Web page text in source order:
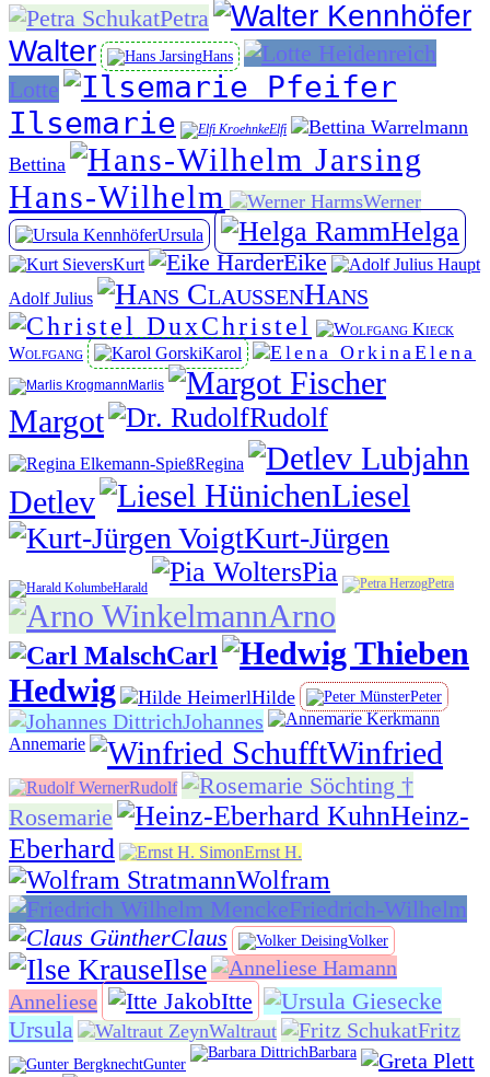
Petra
Walter Hans
Lotte
Ilsemarie Elfi
Bettina
Hans-Wilhelm Werner
Ursula Helga
Kurt Eike
Adolf Julius Hans
Christel
Wolfgang Karol Elena
Marlis
Margot Rudolf
Regina
Detlev Liesel
Kurt-Jürgen
Harald
Pia Petra
Arno
Carl
Hedwig Hilde Peter
Johannes
Annemarie Winfried
Rudolf
Rosemarie
Heinz-
Eberhard
Ernst H.
Wolfram
Friedrich-Wilhelm
Claus
Volker
Ilse
Anneliese
Itte
Ursula
Waltraut Fritz
Gunter
Barbara